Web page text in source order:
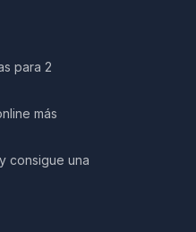
para 2
más
consigue una